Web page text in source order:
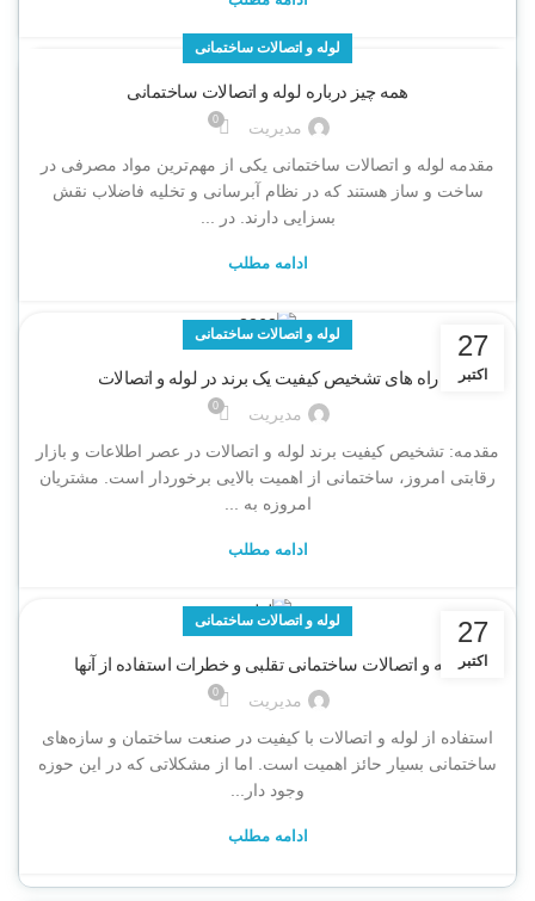
لوله و اتصالات ساختمانی
همه چیز درباره لوله و اتصالات ساختمانی
مدیریت 0
مقدمه لوله و اتصالات ساختمانی یکی از مهم‌ترین مواد مصرفی در
ساخت و ساز هستند که در نظام آبرسانی و تخلیه فاضلاب نقش
بسزایی دارند. در ...
ادامه مطلب
27
اکتبر
لوله و اتصالات ساختمانی
راه‌ های تشخیص کیفیت یک برند در لوله و اتصالات
مدیریت 0
مقدمه: تشخیص کیفیت برند لوله و اتصالات در عصر اطلاعات و بازار
رقابتی امروز، ساختمانی از اهمیت بالایی برخوردار است. مشتریان
امروزه به ...
ادامه مطلب
27
اکتبر
لوله و اتصالات ساختمانی
لوله و اتصالات ساختمانی تقلبی و خطرات استفاده از آنها
مدیریت 0
استفاده از لوله و اتصالات با کیفیت در صنعت ساختمان و سازه‌های
ساختمانی بسیار حائز اهمیت است. اما از مشکلاتی که در این حوزه
وجود دار...
ادامه مطلب